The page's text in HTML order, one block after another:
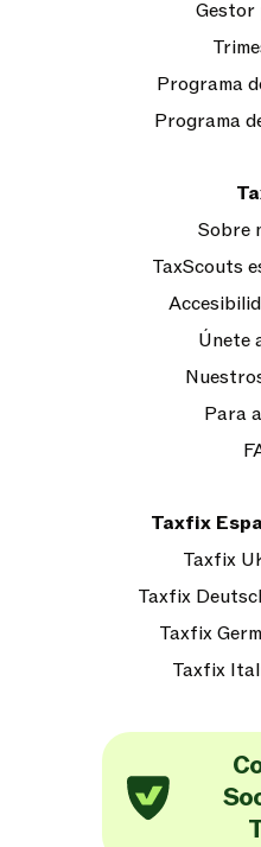
Gestor
Programa
Programa
Sobre
TaxScouts
Únete
Para
Taxfix
Taxfix
Taxfix
Taxfix
Taxfix